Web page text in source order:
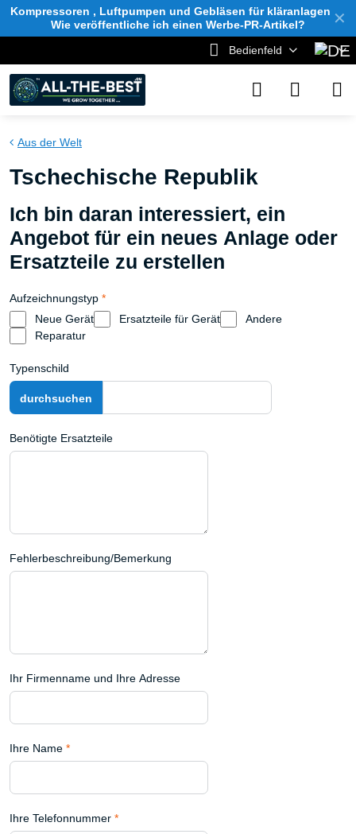
✕
Kompressoren , Luftpumpen und Gebläsen für kläranlagen
Wie veröffentliche ich einen Werbe-PR-Artikel?
Bedienfeld
Aus der Welt
Tschechische Republik
Ich bin daran interessiert, ein
Angebot für ein neues Anlage oder
Ersatzteile zu erstellen
Aufzeichnungstyp *
Neue Gerät
Ersatzteile für Gerät
Andere
Reparatur
Typenschild
Benötigte Ersatzteile
Fehlerbeschreibung/Bemerkung
Ihr Firmenname und Ihre Adresse
Ihre Name *
Ihre Telefonnummer *